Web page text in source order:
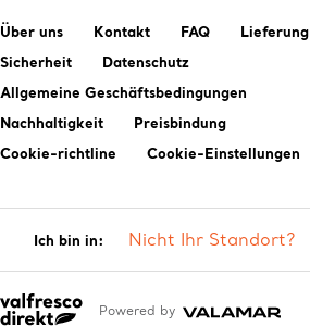
Über uns Kontakt FAQ
Lieferung
Sicherheit
Datenschutz
Allgemeine Geschäftsbedingungen
Nachhaltigkeit
Preisbindung
Cookie-richtline
Cookie-Einstellungen
Ich bin in: Nicht Ihr Standort?
Powered by